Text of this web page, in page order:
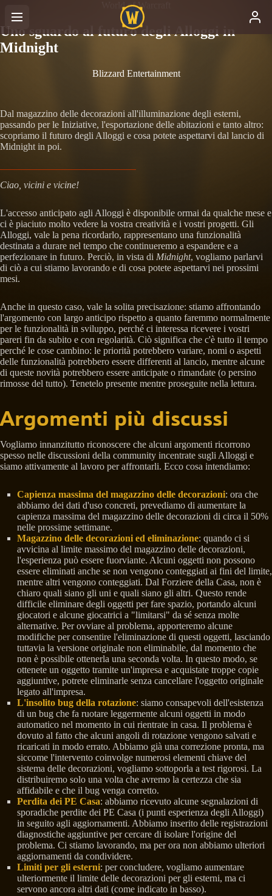
World of Warcraft
Uno sguardo al futuro degli Alloggi in
Midnight
Blizzard Entertainment
Dal magazzino delle decorazioni all'illuminazione degli esterni,
passando per le Iniziative, l'esportazione delle abitazioni e tanto altro:
scopriamo il futuro degli Alloggi e cosa potete aspettarvi dal lancio di
Midnight in poi.
Ciao, vicini e vicine!
L'accesso anticipato agli Alloggi è disponibile ormai da qualche mese e
ci è piaciuto molto vedere la vostra creatività e i vostri progetti. Gli
Alloggi, vale la pena ricordarlo, rappresentano una funzionalità
destinata a durare nel tempo che continueremo a espandere e a
perfezionare in futuro. Perciò, in vista di Midnight, vogliamo parlarvi
di ciò a cui stiamo lavorando e di cosa potete aspettarvi nei prossimi
mesi.
Anche in questo caso, vale la solita precisazione: stiamo affrontando
l'argomento con largo anticipo rispetto a quanto faremmo normalmente
per le funzionalità in sviluppo, perché ci interessa ricevere i vostri
pareri fin da subito e con regolarità. Ciò significa che c'è tutto il tempo
perché le cose cambino: le priorità potrebbero variare, nomi o aspetti
delle funzionalità potrebbero essere differenti al lancio, mentre alcune
di queste novità potrebbero essere anticipate o rimandate (o persino
rimosse del tutto). Tenetelo presente mentre proseguite nella lettura.
Argomenti più discussi
Vogliamo innanzitutto riconoscere che alcuni argomenti ricorrono
spesso nelle discussioni della community incentrate sugli Alloggi e
siamo attivamente al lavoro per affrontarli. Ecco cosa intendiamo:
Capienza massima del magazzino delle decorazioni: ora che
abbiamo dei dati d'uso concreti, prevediamo di aumentare la
capienza massima del magazzino delle decorazioni di circa il 50%
nelle prossime settimane.
Magazzino delle decorazioni ed eliminazione: quando ci si
avvicina al limite massimo del magazzino delle decorazioni,
l'esperienza può essere fuorviante. Alcuni oggetti non possono
essere eliminati anche se non vengono conteggiati ai fini del limite,
mentre altri vengono conteggiati. Dal Forziere della Casa, non è
chiaro quali siano gli uni e quali siano gli altri. Questo rende
difficile eliminare degli oggetti per fare spazio, portando alcuni
giocatori e alcune giocatrici a "limitarsi" da sé senza molte
alternative. Per ovviare al problema, apporteremo alcune
modifiche per consentire l'eliminazione di questi oggetti, lasciando
tuttavia la versione originale non eliminabile, dal momento che
non è possibile ottenerla una seconda volta. In questo modo, se
ottenete un oggetto tramite un'impresa e acquistate troppe copie
aggiuntive, potrete eliminarle senza cancellare l'oggetto originale
legato all'impresa.
L'insolito bug della rotazione: siamo consapevoli dell'esistenza
di un bug che fa ruotare leggermente alcuni oggetti in modo
automatico nel momento in cui rientrate in casa. Il problema è
dovuto al fatto che alcuni angoli di rotazione vengono salvati e
ricaricati in modo errato. Abbiamo già una correzione pronta, ma
siccome l'intervento coinvolge numerosi elementi chiave del
sistema delle decorazioni, vogliamo sottoporla a test rigorosi. La
distribuiremo solo una volta che avremo la certezza che sia
affidabile e che il bug venga corretto.
Perdita dei PE Casa: abbiamo ricevuto alcune segnalazioni di
sporadiche perdite dei PE Casa (i punti esperienza degli Alloggi)
in seguito agli aggiornamenti. Abbiamo inserito delle registrazioni
diagnostiche aggiuntive per cercare di isolare l'origine del
problema. Ci stiamo lavorando, ma per ora non abbiamo ulteriori
aggiornamenti da condividere.
Limiti per gli esterni: per concludere, vogliamo aumentare
ulteriormente il limite delle decorazioni per gli esterni, ma ci
servono ancora altri dati (come indicato in basso).